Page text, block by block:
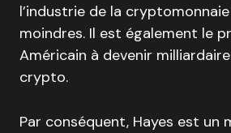
l’industrie de la
moindres. Il est également le
Américain à devenir
crypto.
Par conséquent, Hayes est un